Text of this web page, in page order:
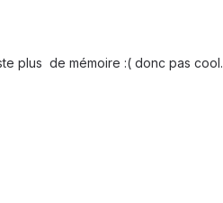
plus de mémoire :( donc pas cool.